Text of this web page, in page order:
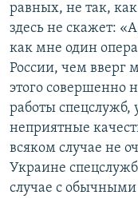
равных, не так,
здесь не скажет:
как мне один
России, чем вверг
этого совершенно
работы спецслужб,
неприятные
всяком случае не
Украине
случае с